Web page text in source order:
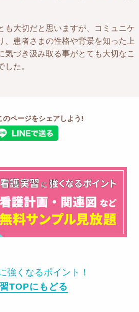
も大切だと思いますが、コミュニケ
、患者さまの性格や背景を知った上
気づき汲み取る事がとても大切なこ
した。
のページをシェアしよう!
強くなるポイント！
TOPにもどる